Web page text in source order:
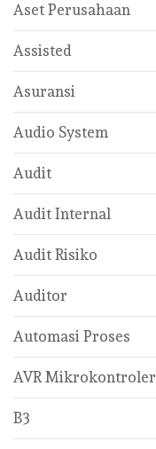
Aset Perusahaan
Assisted
Asuransi
Audio System
Audit
Audit Internal
Audit Risiko
Auditor
Automasi Proses
AVR Mikrokontroler
B3